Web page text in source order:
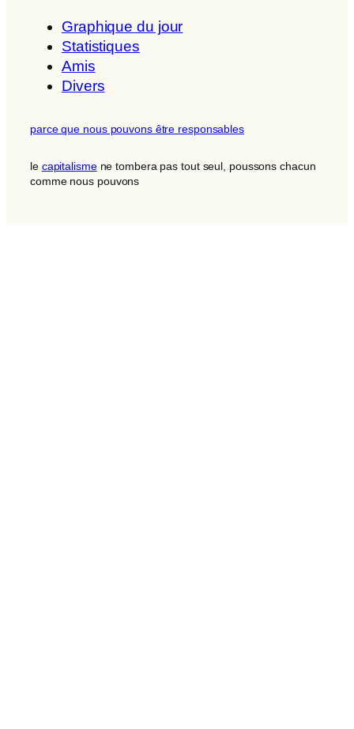
Graphique du jour
Statistiques
Amis
Divers
parce que nous pouvons être responsables
le capitalismene tombera pas tout seul, poussons chacun
comme nous pouvons